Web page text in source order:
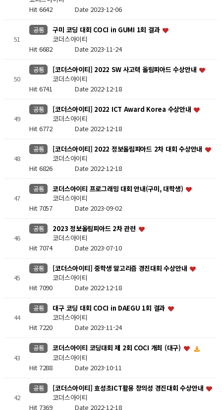
Hit 6642 Date 2023-12-06
51
공통
구미 코딩 대회 COCI in GUMI 1회 결과
코더스아이티
Hit 6682 Date 2023-11-24
50
공통
[코더스아이티] 2022 SW 사고력 올림피아드 수상안내
코더스아이티
Hit 6741 Date 2022-12-18
49
공통
[코더스아이티] 2022 ICT Award Korea 수상안내
코더스아이티
Hit 6772 Date 2022-12-18
48
공통
[코더스아이티] 2022 정보올림피아드 2차 대회 수상안내
코더스아이티
Hit 6826 Date 2022-12-18
47
공통
코더스아이티 프로그래밍 대회 안내(구미, 대학생)
코더스아이티
Hit 7057 Date 2023-09-02
46
공통
2023 정보올림피아드 2차 관련
코더스아이티
Hit 7074 Date 2023-07-10
45
공통
[코더스아이티] 중학생 알고리즘 경진대회 수상안내
코더스아이티
Hit 7090 Date 2022-12-18
44
공통
대구 코딩 대회 COCI in DAEGU 1회 결과
코더스아이티
Hit 7220 Date 2023-11-24
43
공통
코더스아이티 코딩대회 제 2회 COCI 개최 (대구)
코더스아이티
Hit 7288 Date 2023-10-11
42
공통
[코더스아이티] 효성초ICT활용 창의성 경진대회 수상안내
코더스아이티
Hit 7369 Date 2022-12-18